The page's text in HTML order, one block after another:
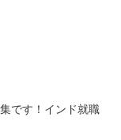
です！インド就職